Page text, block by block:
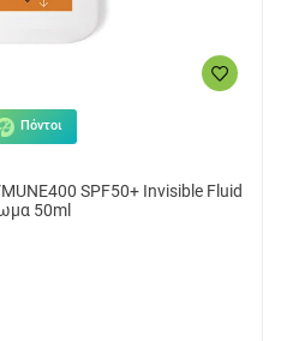
Πόντοι
SPF50+ Invisible Fluid
50ml